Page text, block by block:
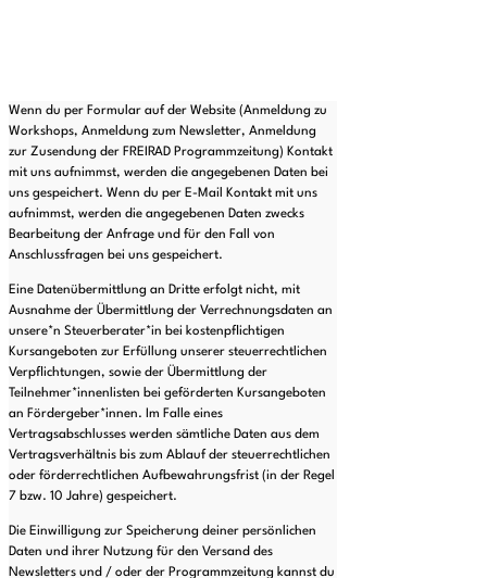
i
e
l
d
e
m
p
t
y
.
Wenn du per Formular auf der Website (Anmeldung zu
Workshops, Anmeldung zum Newsletter, Anmeldung
zur Zusendung der FREIRAD Programmzeitung) Kontakt
mit uns aufnimmst, werden die angegebenen Daten bei
uns gespeichert. Wenn du per E-Mail Kontakt mit uns
aufnimmst, werden die angegebenen Daten zwecks
Bearbeitung der Anfrage und für den Fall von
Anschlussfragen bei uns gespeichert.
Eine Datenübermittlung an Dritte erfolgt nicht, mit
Ausnahme der Übermittlung der Verrechnungsdaten an
unsere*n Steuerberater*in bei kostenpflichtigen
Kursangeboten zur Erfüllung unserer steuerrechtlichen
Verpflichtungen, sowie der Übermittlung der
Teilnehmer*innenlisten bei geförderten Kursangeboten
an Fördergeber*innen. Im Falle eines
Vertragsabschlusses werden sämtliche Daten aus dem
Vertragsverhältnis bis zum Ablauf der steuerrechtlichen
oder förderrechtlichen Aufbewahrungsfrist (in der Regel
7 bzw. 10 Jahre) gespeichert.
Die Einwilligung zur Speicherung deiner persönlichen
Daten und ihrer Nutzung für den Versand des
Newsletters und / oder der Programmzeitung kannst du